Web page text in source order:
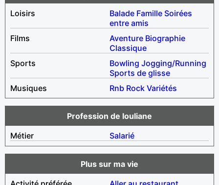
Loisirs
Balade Famille Soirées
entre amis
Films
Aventure Biographie
Classique
Sports
Bowling Jogging/Running
Sports de glisse
Musiques
Rnb Rock Variétés
Profession de louliane
Métier
Salarié
Plus sur ma vie